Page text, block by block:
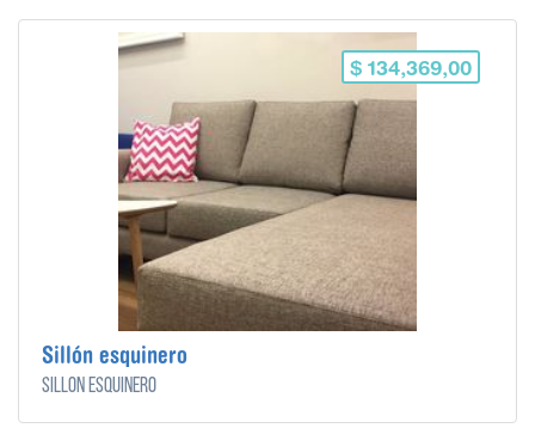
$ 134,369,00
Sillón esquinero
Sillón esquinero